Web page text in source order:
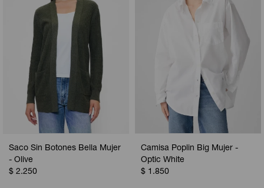
Saco Sin Botones Bella Mujer
- Olive
$ 2.250
Camisa Poplin Big Mujer -
Optic White
$ 1.850